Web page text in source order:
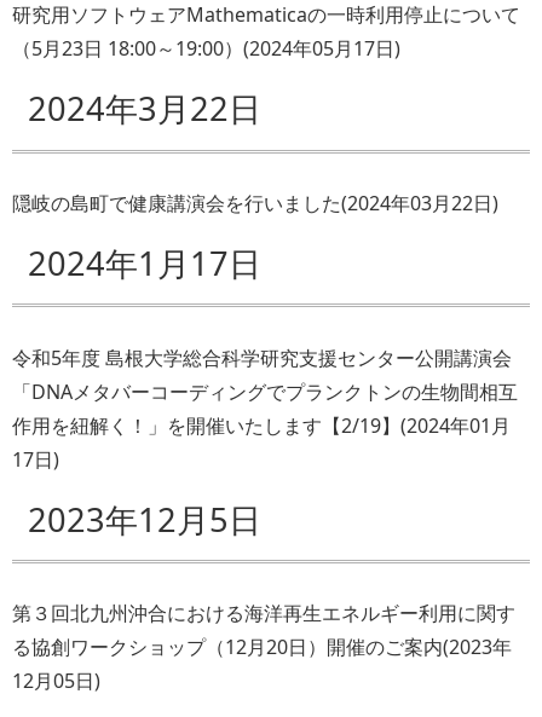
研究用ソフトウェアMathematicaの一時利用停止について
（5月23日 18:00～19:00） (2024年05月17日)
2024年3月22日
隠岐の島町で健康講演会を行いました(2024年03月22日)
2024年1月17日
令和5年度 島根大学総合科学研究支援センター公開講演会
「DNAメタバーコーディングでプランクトンの生物間相互
作用を紐解く！」を開催いたします【2/19】 (2024年01月
17日)
2023年12月5日
第３回北九州沖合における海洋再生エネルギー利用に関す
る協創ワークショップ（12月20日）開催のご案内(2023年
12月05日)